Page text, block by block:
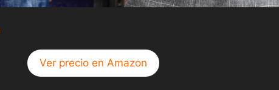
Ver precio en Amazon